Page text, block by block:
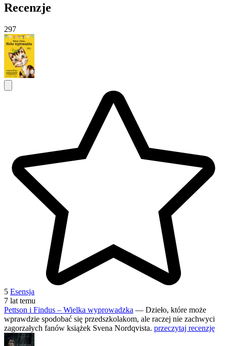
Recenzje
297
5 Esensja
7 lat temu
Pettson i Findus – Wielka wyprowadzka — Dzieło, które może
wprawdzie spodobać się przedszkolakom, ale raczej nie zachwyci
zagorzałych fanów książek Svena Nordqvista. przeczytaj recenzję